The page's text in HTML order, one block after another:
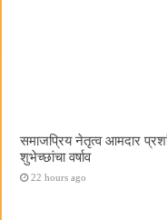
समाजप्रिय नेतृत्व आमदार
शुभेच्छांचा वर्षाव
22 hours ago